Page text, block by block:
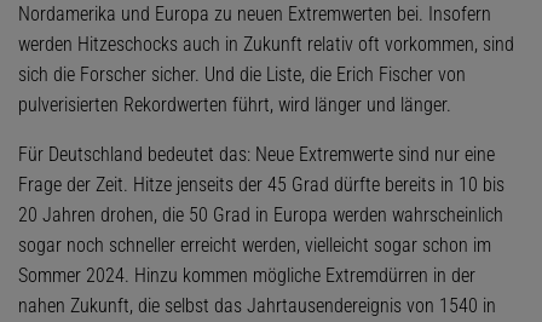
Nordamerika und Europa zu neuen Extremwerten bei. Insofern
werden Hitzeschocks auch in Zukunft relativ oft vorkommen, sind
sich die Forscher sicher. Und die Liste, die Erich Fischer von
pulverisierten Rekordwerten führt, wird länger und länger.
Für Deutschland bedeutet das: Neue Extremwerte sind nur eine
Frage der Zeit. Hitze jenseits der 45 Grad dürfte bereits in 10 bis
20 Jahren drohen, die 50 Grad in Europa werden wahrscheinlich
sogar noch schneller erreicht werden, vielleicht sogar schon im
Sommer 2024. Hinzu kommen mögliche Extremdürren in der
nahen Zukunft, die selbst das Jahrtausendereignis von 1540 in